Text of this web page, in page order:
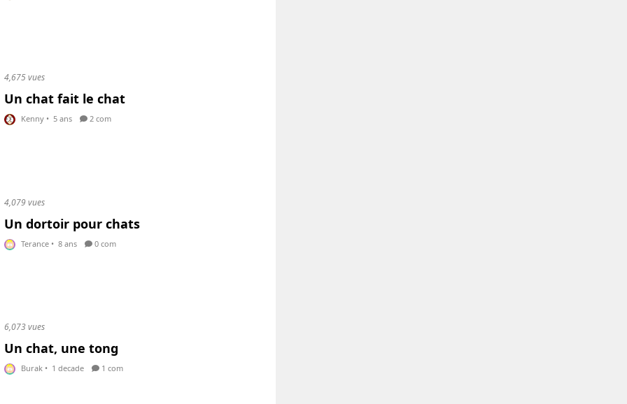
4,675 vues
Un chat fait le chat
Kenny • 5 ans 2 com
4,079 vues
Un dortoir pour chats
Terance • 8 ans 0 com
6,073 vues
Un chat, une tong
Burak • 1 decade 1 com